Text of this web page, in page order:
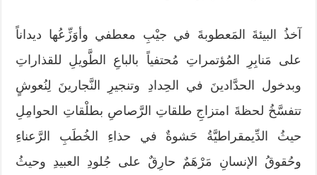
آخذُ البيئةَ المَعطوبةَ في جيْبِ معطفي وأوَزِّعُها ديداناً
على مَنابِرِ المُؤتمراتِ مُحتفياً بالباعِ الطَّويلِ للقذاراتِ
وبدخول الحدَّادينَ في الحِدادِ وتنجيرِ النَّجارينَ لِنُعوشٍ
تتفسَّخُ لحظةَ امتزاجِ طلقاتِ الرَّصاصِ بطلْقاتِ الحوامِلِ
حيثُ الدِّيمقراطيَّةُ حَشوةٌ في حذاءِ الخُطَبِ الرَّعناءِ
وحُقوقُ الإنسانِ مَرْهَمٌ حارِقٌ على جُلودِ العبيدِ وحيثُ